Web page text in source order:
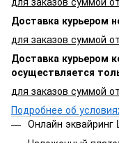
Доставка курьером
для заказов суммой
Доставка курьером
осуществляется
для заказов суммой
Подробнее об
Онлайн эквайринг